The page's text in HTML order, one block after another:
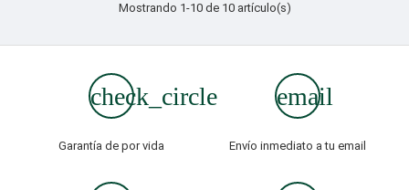
Mostrando 1-10 de 10 artículo(s)
check_circle
Garantía de por vida
email
Envío inmediato a tu email